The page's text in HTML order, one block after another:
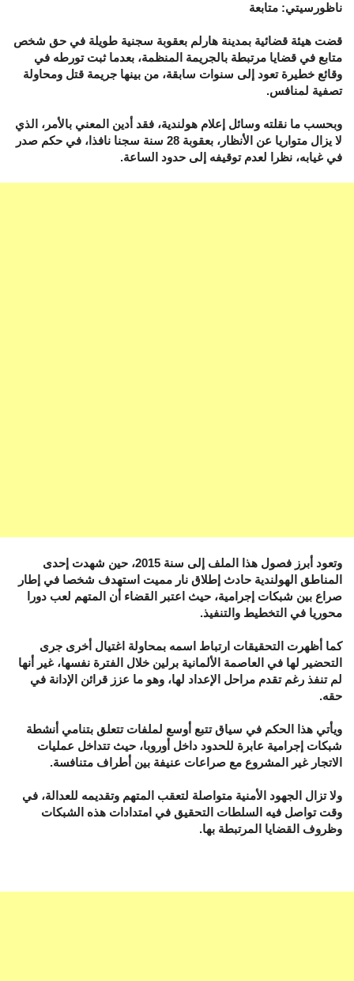
ناظورسيتي: متابعة
قضت هيئة قضائية بمدينة هارلم بعقوبة سجنية طويلة في حق شخص
متابع في قضايا مرتبطة بالجريمة المنظمة، بعدما ثبت تورطه في
وقائع خطيرة تعود إلى سنوات سابقة، من بينها جريمة قتل ومحاولة
تصفية لمنافس.
وبحسب ما نقلته وسائل إعلام هولندية، فقد أدين المعني بالأمر، الذي
لا يزال متواريا عن الأنظار، بعقوبة 28 سنة سجنا نافذا، في حكم صدر
في غيابه، نظرا لعدم توقيفه إلى حدود الساعة.
وتعود أبرز فصول هذا الملف إلى سنة 2015، حين شهدت إحدى
المناطق الهولندية حادث إطلاق نار مميت استهدف شخصا في إطار
صراع بين شبكات إجرامية، حيث اعتبر القضاء أن المتهم لعب دورا
محوريا في التخطيط والتنفيذ.
كما أظهرت التحقيقات ارتباط اسمه بمحاولة اغتيال أخرى جرى
التحضير لها في العاصمة الألمانية برلين خلال الفترة نفسها، غير أنها
لم تنفذ رغم تقدم مراحل الإعداد لها، وهو ما عزز قرائن الإدانة في
حقه.
ويأتي هذا الحكم في سياق تتبع أوسع لملفات تتعلق بتنامي أنشطة
شبكات إجرامية عابرة للحدود داخل أوروبا، حيث تتداخل عمليات
الاتجار غير المشروع مع صراعات عنيفة بين أطراف متنافسة.
ولا تزال الجهود الأمنية متواصلة لتعقب المتهم وتقديمه للعدالة، في
وقت تواصل فيه السلطات التحقيق في امتدادات هذه الشبكات
وظروف القضايا المرتبطة بها.